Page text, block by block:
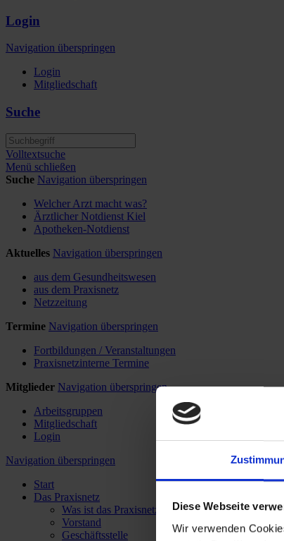
Diese Webseite
Wir verwenden
Login
Navigation überspringen
Login
Mitgliedschaft
Suche
Volltextsuche
Menü schließen
Suche Navigation überspringen
Welcher Arzt macht was?
Ärztlicher Notdienst Kiel
Apotheken-Notdienst
Aktuelles Navigation überspringen
aus dem Gesundheitswesen
aus dem Praxisnetz
Netzzeitung
Termine Navigation überspringen
Fortbildungen / Veranstaltungen
Praxisnetzinterne Termine
Mitglieder Navigation überspringen
Arbeitsgruppen
Mitgliedschaft
Login
Navigation überspringen
Start
Das Praxisnetz
Was ist das Praxisnetz Kiel?
Vorstand
Geschäftsstelle